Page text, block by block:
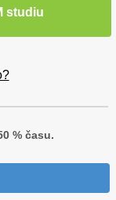
studiu
% času.